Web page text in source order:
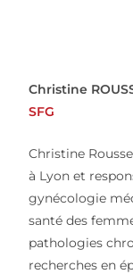
Christine
SFG
Christine
à Lyon et
gynécologie
santé des
pathologies
recherches en